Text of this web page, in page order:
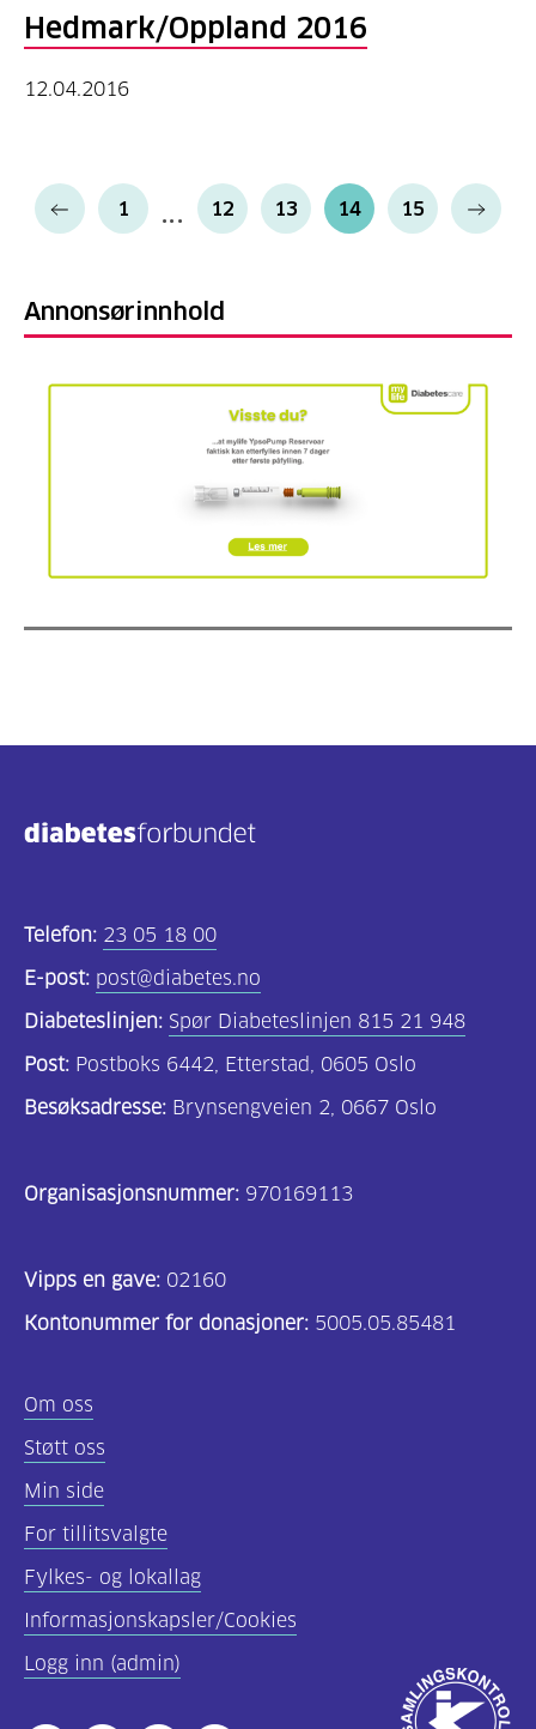
Hedmark/Oppland 2016
12.04.2016
1 12 13 14 15
Annonsørinnhold
Telefon: 23 05 18 00
E-post: post@diabetes.no
Diabeteslinjen: Spør Diabeteslinjen 815 21 948
Post: Postboks 6442, Etterstad, 0605 Oslo
Besøksadresse: Brynsengveien 2, 0667 Oslo
Organisasjonsnummer: 970169113
Vipps en gave: 02160
Kontonummer for donasjoner: 5005.05.85481
Om oss
Støtt oss
Min side
For tillitsvalgte
Fylkes- og lokallag
Informasjonskapsler/Cookies
Logg inn (admin)
Godkjent